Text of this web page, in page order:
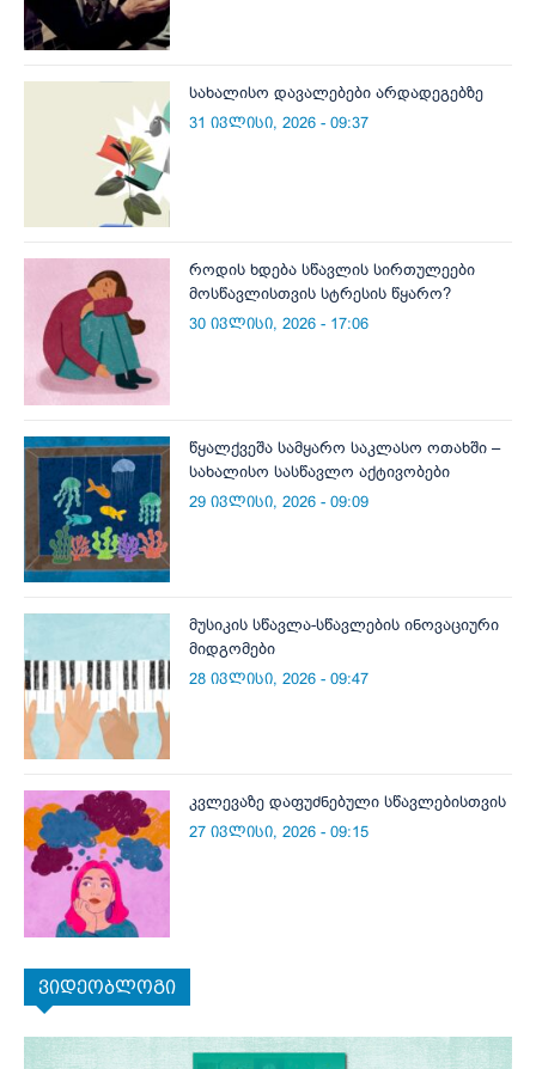
სახალისო დავალებები არდადეგებზე
31 ივლისი, 2026 - 09:37
როდის ხდება სწავლის სირთულეები
მოსწავლისთვის სტრესის წყარო?
30 ივლისი, 2026 - 17:06
წყალქვეშა სამყარო საკლასო ოთახში –
სახალისო სასწავლო აქტივობები
29 ივლისი, 2026 - 09:09
მუსიკის სწავლა-სწავლების ინოვაციური
მიდგომები
28 ივლისი, 2026 - 09:47
კვლევაზე დაფუძნებული სწავლებისთვის
27 ივლისი, 2026 - 09:15
ვიდეობლოგი